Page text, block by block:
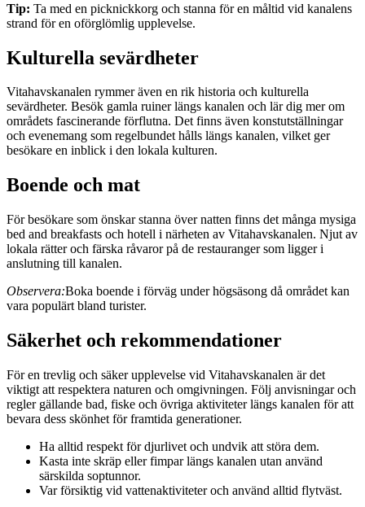
Tip: Ta med en picknickkorg och stanna för en måltid vid kanalens
strand för en oförglömlig upplevelse.
Kulturella sevärdheter
Vitahavskanalen rymmer även en rik historia och kulturella
sevärdheter. Besök gamla ruiner längs kanalen och lär dig mer om
områdets fascinerande förflutna. Det finns även konstutställningar
och evenemang som regelbundet hålls längs kanalen, vilket ger
besökare en inblick i den lokala kulturen.
Boende och mat
För besökare som önskar stanna över natten finns det många mysiga
bed and breakfasts och hotell i närheten av Vitahavskanalen. Njut av
lokala rätter och färska råvaror på de restauranger som ligger i
anslutning till kanalen.
Observera:Boka boende i förväg under högsäsong då området kan
vara populärt bland turister.
Säkerhet och rekommendationer
För en trevlig och säker upplevelse vid Vitahavskanalen är det
viktigt att respektera naturen och omgivningen. Följ anvisningar och
regler gällande bad, fiske och övriga aktiviteter längs kanalen för att
bevara dess skönhet för framtida generationer.
Ha alltid respekt för djurlivet och undvik att störa dem.
Kasta inte skräp eller fimpar längs kanalen utan använd
särskilda soptunnor.
Var försiktig vid vattenaktiviteter och använd alltid flytväst.